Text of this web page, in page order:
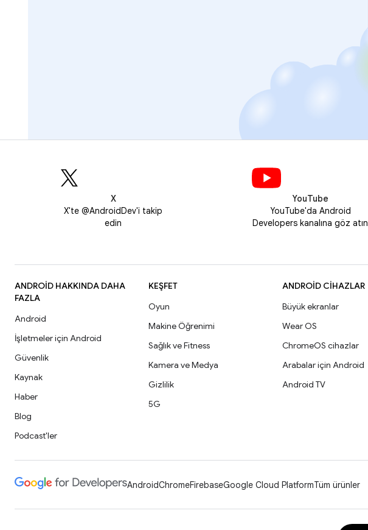
X
X'te @AndroidDev'i takip
edin
YouTube
YouTube'da Android
Developers kanalına göz atın
ANDROID HAKKINDA DAHA
FAZLA
Android
İşletmeler için Android
Güvenlik
Kaynak
Haber
Blog
Podcast'ler
KEŞFET
Oyun
Makine Öğrenimi
Sağlık ve Fitness
Kamera ve Medya
Gizlilik
5G
ANDROID CIHAZLAR
Büyük ekranlar
Wear OS
ChromeOS cihazlar
Arabalar için Android
Android TV
AndroidChromeFirebaseGoogle Cloud PlatformTüm ürünler